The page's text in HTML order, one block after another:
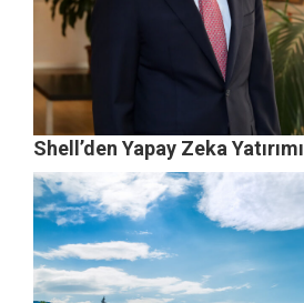
Shell’den Yapay Zeka Yatırımı